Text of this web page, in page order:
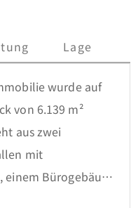
Lage
wurde auf
von 6.139 m²
aus zwei
mit
Bürogebäude
sowie vier